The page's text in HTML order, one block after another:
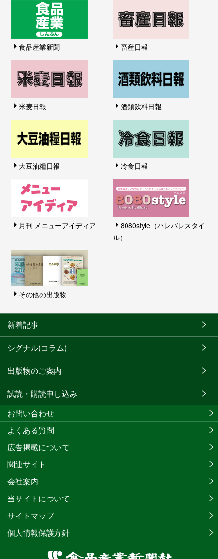
食品産業新聞 畜産日報
米麦日報 酒類飲料日報
大豆油糧日報 冷食日報
月刊 メニューアイディア
8080style（ハレバレスタイ
ル）
その他の出版物
新着記事
シグナル(コラム)
出版物のご案内
試読・購読申し込み
食
お問い合わせ
よくある質問
広告掲載について
関連サイト
会社案内
当サイトについて
サイトマップ
個人情報保護方針